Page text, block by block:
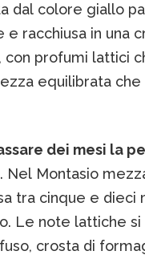
dal colore giallo
e racchiusa in una
con profumi lattici
equilibrata
dei mesi la
. Nel Montasio
tra cinque e dieci
Le note lattiche si
crosta di